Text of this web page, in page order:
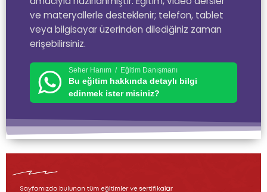
ve materyallerle desteklenir; telefon, tablet
veya bilgisayar üzerinden dilediğiniz zaman
erişebilirsiniz.
Seher Hanım / Eğitim Danışmanı
Bu eğitim hakkında detaylı bilgi
edinmek ister misiniz?